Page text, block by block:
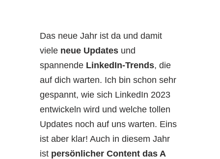
Das neue Jahr ist da und damit
viele neue Updatesund
spannende LinkedIn-Trends, die
auf dich warten. Ich bin schon sehr
gespannt, wie sich LinkedIn 2023
entwickeln wird und welche tollen
Updates noch auf uns warten. Eins
ist aber klar! Auch in diesem Jahr
ist persönlicher Content das A